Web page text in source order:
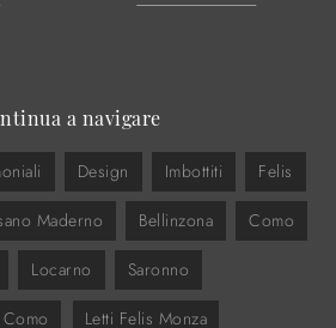
a navigare
Design Imbottiti Felis
Maderno Bellinzona Como
Locarno Saronno
Letti Felis Monza